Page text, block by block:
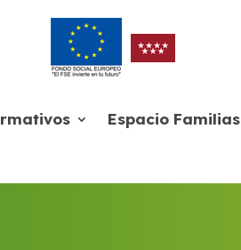
Espacio Familias